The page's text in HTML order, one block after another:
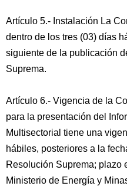
Artículo 5.- Instalación La
dentro de los tres (03) días
siguiente de la publicación
Suprema.
Artículo 6.- Vigencia de la
para la presentación del
Multisectorial tiene una
hábiles, posteriores a la
Resolución Suprema; plazo
Ministerio de Energía y